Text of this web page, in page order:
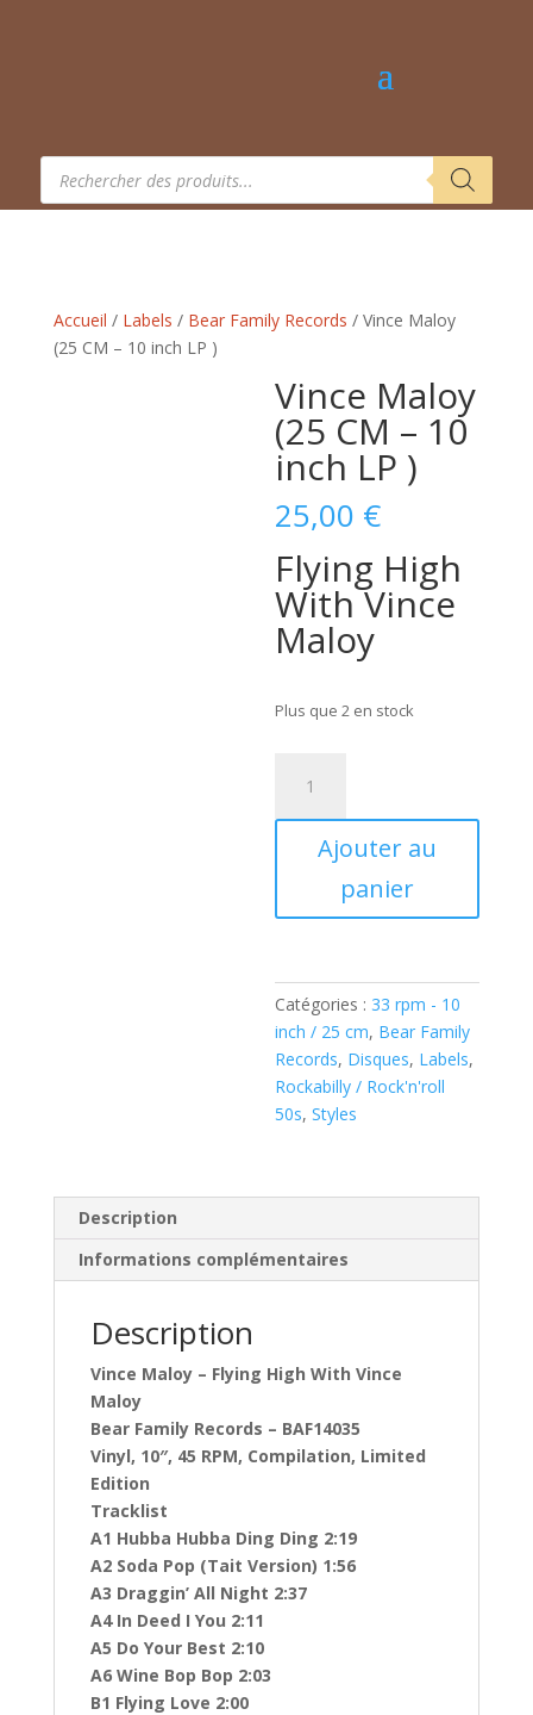
Recherche
produits
Accueil / Labels / Bear Family Records / Vince Maloy
(25 CM – 10 inch LP )
Vince Maloy
(25 CM – 10
inch LP )
25,00 €
Flying High
With Vince
Maloy
Plus que 2 en stock
Vince
Maloy
inch
LP
)
Ajouter au
panier
Catégories : 33 rpm - 10
inch / 25 cm, Bear Family
Records, Disques, Labels,
Rockabilly / Rock'n'roll
50s,Styles
Description
Informations complémentaires
Description
Vince Maloy ‎– Flying High With Vince
Maloy
Bear Family Records ‎– BAF14035
Vinyl, 10″, 45 RPM, Compilation, Limited
Edition
Tracklist
A1 Hubba Hubba Ding Ding 2:19
A2 Soda Pop (Tait Version) 1:56
A3 Draggin’ All Night 2:37
A4 In Deed I You 2:11
A5 Do Your Best 2:10
A6 Wine Bop Bop 2:03
B1 Flying Love 2:00